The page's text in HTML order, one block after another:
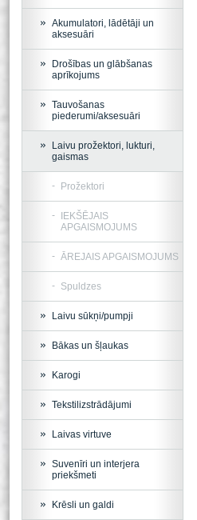
Akumulatori, lādētāji un
aksesuāri
Drošības un glābšanas
aprīkojums
Tauvošanas
piederumi/aksesuāri
Laivu prožektori, lukturi,
gaismas
Prožektori
IEKŠĒJAIS
APGAISMOJUMS
ĀREJAIS APGAISMOJUMS
Spuldzes
Laivu sūkņi/pumpji
Bākas un šļaukas
Karogi
Tekstilizstrādājumi
Laivas virtuve
Suvenīri un interjera
priekšmeti
Krēsli un galdi